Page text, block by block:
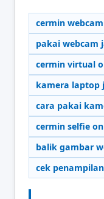
cermin
pakai webcam
cermin virtual
kamera laptop
cara pakai
cermin selfie
balik gambar
cek